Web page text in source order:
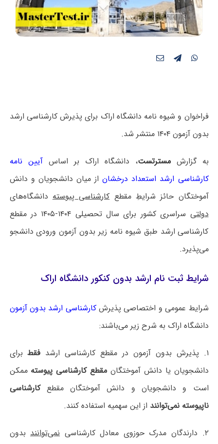
فراخوان و شیوه نامه دانشگاه اراک برای پذیرش کارشناسی ارشد
بدون آزمون ۱۴۰۴ منتشر شد.
به گزارشمسترتست، دانشگاه اراک بر اساسآیین نامه
کارشناسی ارشد استعداد درخشاناز میان دانشجویان و دانش
آموختگان حائز شرایطِ مقطعکارشناسی پیوستهدانشگاه‌های
دولتی
سراسری کشور برای سال تحصیلی ۱۴۰۴-۱۴۰۵ در مقطع
کارشناسی ارشد طبق شیوه نامه زیر بدون آزمون ورودی دانشجو
می‌پذیرد.
شرایط ثبت نام ارشد بدون کنکور دانشگاه اراک
شرایط عمومی و اختصاصی پذیرشکارشناسی ارشد بدون آزمون
دانشگاه ‌اراک به شرح زیر می‌باشند:
۱. پذیرش بدون آزمون در مقطع کارشناسی ارشد فقط برای
دانشجویان یا دانش آموختگان مقطع کارشناسی پیوسته ممکن
است و دانشجویان و دانش آموختگان مقطعکارشناسی
ناپیوسته نمی‌توانند از این سهمیه استفاده کنند.
۲. دارندگان مدرک حوزوی معادل کارشناسی نمی‌توانندبدون